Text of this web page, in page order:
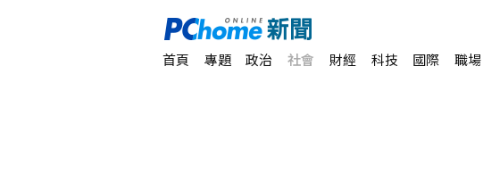
首頁 專題 政治 社會 財經 科技 國際 職場